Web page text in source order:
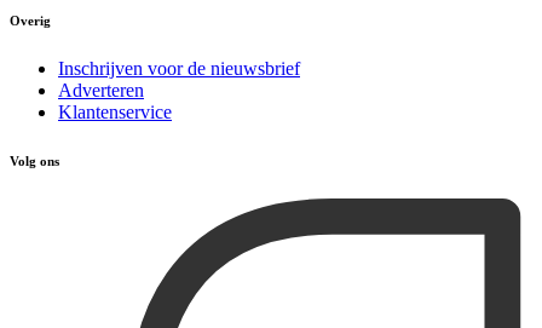
Overig
Inschrijven voor de nieuwsbrief
Adverteren
Klantenservice
Volg ons